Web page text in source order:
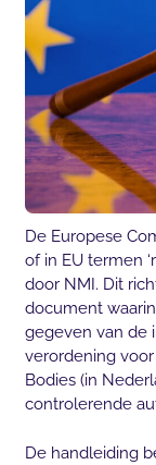
De Europese
of in EU termen
door NMI. Dit
document
gegeven van de
verordening
Bodies (in
controlerende
De handleiding